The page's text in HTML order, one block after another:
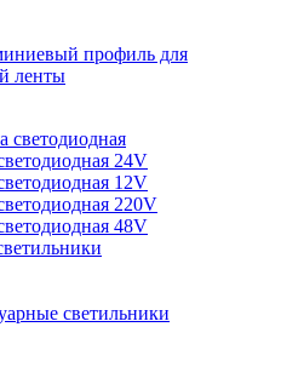
профиль для
ленты
светодиодная
24V
12V
220V
48V
светильники